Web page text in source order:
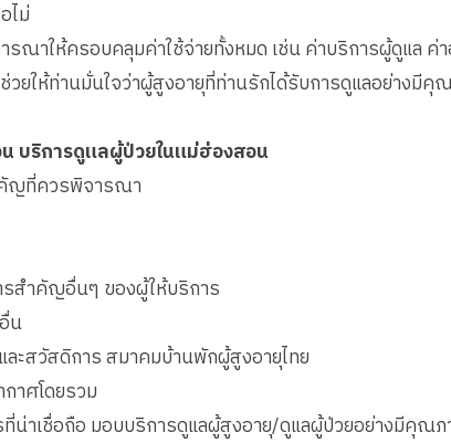
ไม่
รณาให้ครอบคลุมค่าใช้จ่ายทั้งหมด เช่น ค่าบริการผู้ดูแล ค่
ยให้ท่านมั่นใจว่าผู้สูงอายุที่ท่านรักได้รับการดูแลอย่าง
บริการดูแลผู้ป่วยในแม่ฮ่องสอน
คัญที่ควรพิจารณา
รสำคัญอื่นๆ ของผู้ให้บริการ
น
ะสวัสดิการ สมาคมบ้านพักผู้สูงอายุไทย
าศโดยรวม
ที่น่าเชื่อถือ มอบบริการดูแลผู้สูงอายุ/ดูแลผู้ป่วยอย่างมีคุณ